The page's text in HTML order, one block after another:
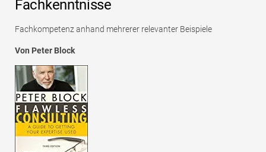
Fachkenntnisse
Fachkompetenz anhand mehrerer relevanter Beispiele
Von Peter Block